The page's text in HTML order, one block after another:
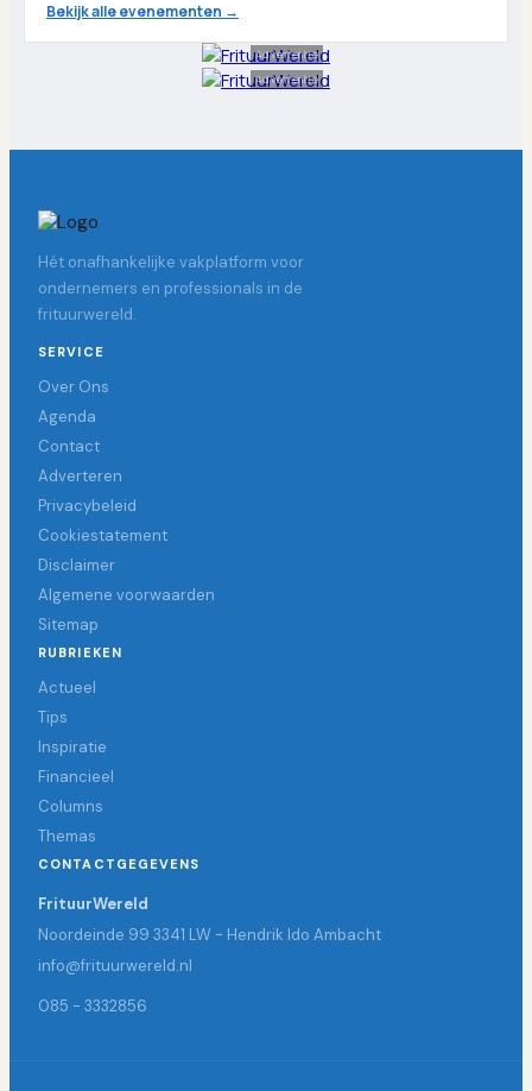
Bekijk alle evenementen →
Advertentie
Advertentie
Hét onafhankelijke vakplatform voor
ondernemers en professionals in de
frituurwereld.
SERVICE
Over Ons
Agenda
Contact
Adverteren
Privacybeleid
Cookiestatement
Disclaimer
Algemene voorwaarden
Sitemap
RUBRIEKEN
Actueel
Tips
Inspiratie
Financieel
Columns
Themas
CONTACTGEGEVENS
FrituurWereld
Noordeinde 99 3341 LW - Hendrik Ido Ambacht
info@frituurwereld.nl
085 - 3332856